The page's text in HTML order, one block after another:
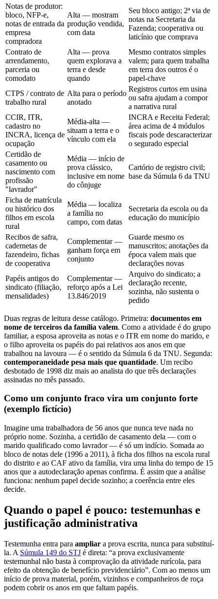
Notas de produtor:
bloco, NFP-e,
notas de entrada da
empresa
compradora
Alta — mostram
produção vendida,
com data
Seu bloco antigo; 2ª via de
notas na Secretaria da
Fazenda; cooperativa ou
laticínio que comprava
Contrato de
arrendamento,
parceria ou
comodato
Alta — prova
quem explorava a
terra e desde
quando
Mesmo contratos simples
valem; para quem trabalha
em terra dos outros é o
papel-chave
CTPS / contrato de
trabalho rural
Alta para o período
anotado
Registros curtos em usina
ou safra ajudam a compor
a narrativa rural
CCIR, ITR,
cadastro no
INCRA, licença de
ocupação
Média-alta —
situam a terra e o
vínculo com ela
INCRA e Receita Federal;
área acima de 4 módulos
fiscais pode descaracterizar
o segurado especial
Certidão de
casamento ou
nascimento com
profissão
"lavrador"
Média — início de
prova clássico,
inclusive em nome
do cônjuge
Cartório de registro civil;
base da Súmula 6 da TNU
Ficha de matrícula
ou histórico dos
filhos em escola
rural
Média — localiza
a família no
campo, com datas
Secretaria da escola ou da
educação do município
Recibos de safra,
cadernetas de
fazendeiro, fichas
de cooperativa
Complementar —
ganham força em
conjunto
Guarde mesmo os
manuscritos; anotações da
época valem mais que
declarações novas
Papéis antigos do
sindicato (filiação,
mensalidades)
Complementar —
reforço após a Lei
13.846/2019
Arquivo do sindicato; a
declaração recente,
sozinha, não sustenta o
pedido
Duas regras de leitura desse catálogo. Primeira: documentos em
nome de terceiros da família valem. Como a atividade é do grupo
familiar, a esposa aproveita as notas e o ITR em nome do marido, e
o filho aproveita os papéis do pai relativos aos anos em que
trabalhou na lavoura — é o sentido da Súmula 6 da TNU. Segunda:
contemporaneidade pesa mais que quantidade. Um recibo
desbotado de 1998 diz mais ao analista do que três declarações
assinadas no mês passado.
Como um conjunto fraco vira um conjunto forte
(exemplo fictício)
Imagine uma trabalhadora de 56 anos que nunca teve nada no
próprio nome. Sozinha, a certidão de casamento dela — com o
marido qualificado como lavrador — é só um indício. Somada ao
bloco de notas dele (1996 a 2011), à ficha dos filhos na escola rural
do distrito e ao CAF ativo da família, vira uma linha do tempo de 15
anos que a autodeclaração apenas confirma. É assim que a análise
funciona: nenhum papel decide sozinho; a coerência entre eles
decide.
Quando o papel é pouco: testemunhas e
justificação administrativa
Testemunha entra para ampliar a prova escrita, nunca para substituí-
la. A Súmula 149 do STJ é direta: “a prova exclusivamente
testemunhal não basta à comprovação da atividade rurícola, para
efeito da obtenção de benefício previdenciário”. Com ao menos um
início de prova material, porém, vizinhos e companheiros de roça
podem cobrir os anos em que faltam papéis.